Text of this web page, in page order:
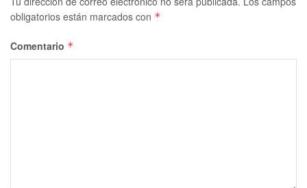
obligatorios están marcados con *
Comentario *